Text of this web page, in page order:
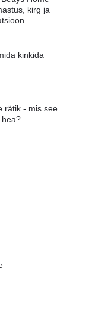
kirg ja
kinkida
rätik - mis see
hea?